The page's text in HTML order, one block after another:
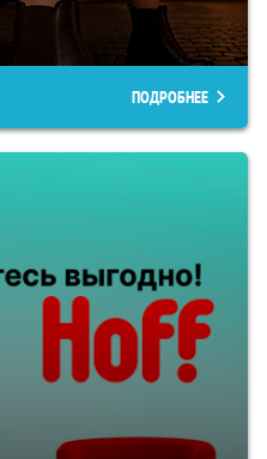
ПОДРОБНЕЕ